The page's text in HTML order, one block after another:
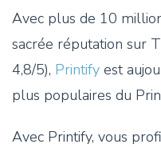
Avec plus de 10
sacrée réputation sur
4,8/5), Printify est
plus populaires du
Avec Printify, vous